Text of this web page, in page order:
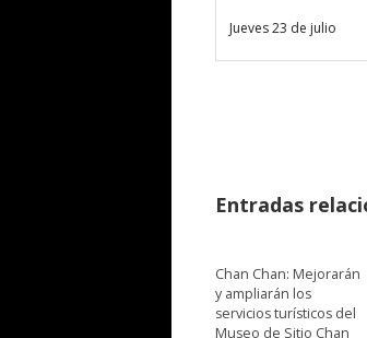
Jueves 23 de julio
Entradas
Chan Chan: Mejorarán
y ampliarán los
servicios turísticos del
Museo de Sitio Chan